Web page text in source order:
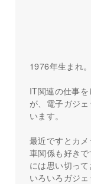
1976年生まれ
IT関連の仕事
が、電子ガジ
います。
最近ですとカ
車関係も好き
には思い切っ
いろいろガジェ